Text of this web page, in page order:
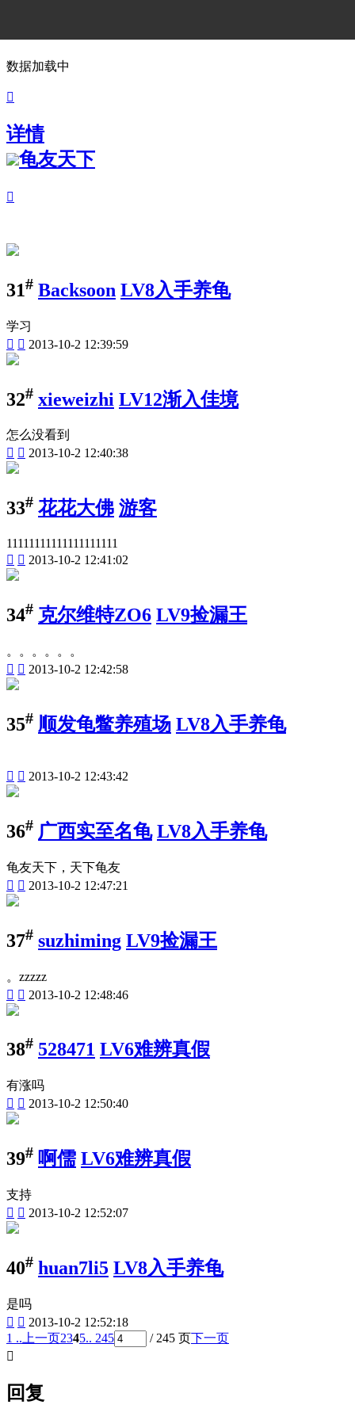
数据加载中

详情
龟友天下

31# Backsoon LV8入手养龟
学习
  2013-10-2 12:39:59
32# xieweizhi LV12渐入佳境
怎么没看到
  2013-10-2 12:40:38
33# 花花大佛 游客
11111111111111111111
  2013-10-2 12:41:02
34# 克尔维特ZO6 LV9捡漏王
。。。。。。
  2013-10-2 12:42:58
35# 顺发龟鳖养殖场 LV8入手养龟
  2013-10-2 12:43:42
36# 广西实至名龟 LV8入手养龟
龟友天下，天下龟友
  2013-10-2 12:47:21
37# suzhiming LV9捡漏王
。zzzzz
  2013-10-2 12:48:46
38# 528471 LV6难辨真假
有涨吗
  2013-10-2 12:50:40
39# 啊儒 LV6难辨真假
支持
  2013-10-2 12:52:07
40# huan7li5 LV8入手养龟
是吗
  2013-10-2 12:52:18
1 .. 上一页2345.. 245 / 245 页下一页

回复